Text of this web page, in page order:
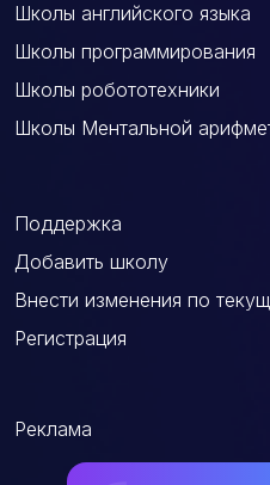
Школы английского языка
Школы программирования
Школы робототехники
Школы Ментальной
Поддержка
Добавить школу
Внести изменения по
Регистрация
Реклама